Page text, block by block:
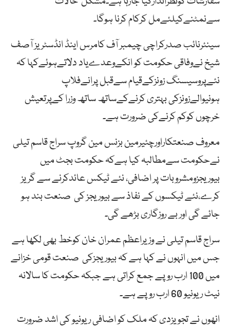
سےنمٹنےکیلئےمل کرکام کرنا ہوگا۔
سینئرنائب صدرکراچی چیمبر آف کامرس اینڈ انڈسٹریز آصف
شیخ نےوفاقی حکومت کو انکےوعدےیاد دلاتےہوئےکہا کہ
نئےپروسیسنگ زونزکےقیام سےقبل پرانےفلاپ
ہونیوالےزونزکی بہتری کرنےکےساتھ ساتھ وزرا کےپرتعیش
خرچوں کوکم کرنےکی ضرورت ہے۔
معروف صنعتکاراورچئیرمین بزنس مین گروپ سراج قاسم تیلی
نےحکومت سےمطالبہ کیا ہےکہ حکومت بجٹ میں
بیوریجزومشروبات پر اضافی، نئے ٹیکس عائدکرنے سے گریز
کرے،نئے ٹیکسوں کے نفاذ سے بیوریجز کی صنعت بند ہو
جائے گی اور بے روزگاری بڑھے گی۔
سراج قاسم تیلی نے وزیراعظم عمران خان کوخط بھی لکھا ہے
جس میں انہوں نے کہا ہے کہ بیوریجزکی صنعت قومی خزانے
میں 100 ارب روپے جمع کراتی ہے جبکہ حکومت کا سالانہ
نیٹ ریونیو 60 ارب روپے ہے۔
انھوں نے تجویزدی کہ ملک کو اضافی ریونیو کی اشد ضرورت